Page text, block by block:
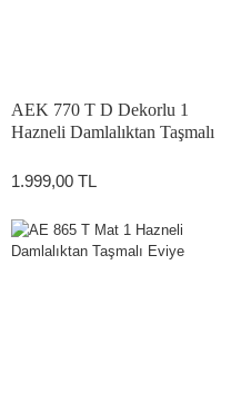
AEK 770 T D Dekorlu 1
Hazneli Damlalıktan Taşmalı
1.999,00 TL